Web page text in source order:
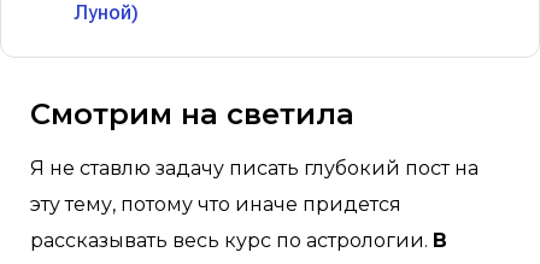
Луной)
Смотрим на светила
Я не ставлю задачу писать глубокий пост на
эту тему, потому что иначе придется
рассказывать весь курс по астрологии. В